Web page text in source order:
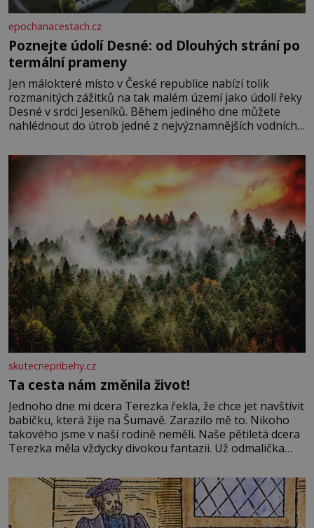
epochanacestach.cz
Poznejte údolí Desné: od Dlouhých strání po
termální prameny
Jen málokteré místo v České republice nabízí tolik
rozmanitých zážitků na tak malém území jako údolí řeky
Desné v srdci Jeseníků. Během jediného dne můžete
nahlédnout do útrob jedné z nejvýznamnějších vodních
se na koloběžce a den zakončit poznáváním památek ve
Velkých Losinách nebo v termálním
skutecnepribehy.cz
Ta cesta nám změnila život!
Jednoho dne mi dcera Terezka řekla, že chce jet navštívit
babičku, která žije na Šumavě. Zarazilo mě to. Nikoho
takového jsme v naší rodině neměli. Naše pětiletá dcera
Terezka měla vždycky divokou fantazii. Už odmalička
zdálo o jednorožcích, krásných princeznách, statečných
rytířích a létajících dracích.